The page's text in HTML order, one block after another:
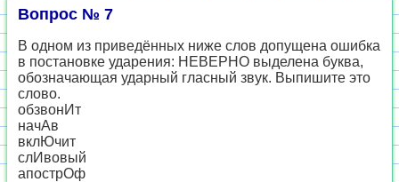
Вопрос № 7
В одном из приведённых ниже слов допущена ошибка
в постановке ударения: НЕВЕРНО выделена буква,
обозначающая ударный гласный звук. Выпишите это
слово.
обзвонИт
начАв
вклЮчит
слИвовый
апострОф